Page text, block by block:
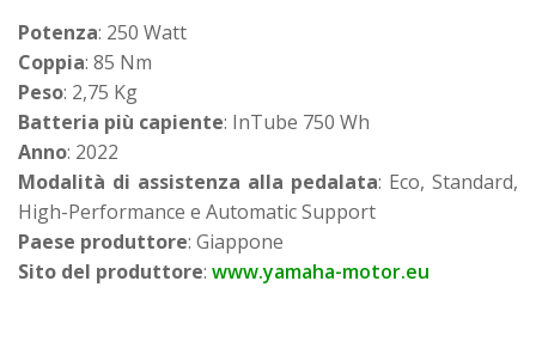
Potenza: 250 Watt
Coppia: 85 Nm
Peso: 2,75 Kg
Batteria più capiente: InTube 750 Wh
Anno: 2022
Modalità di assistenza alla pedalata: Eco, Standard,
High-Performance e Automatic Support
Paese produttore: Giappone
Sito del produttore: www.yamaha-motor.eu